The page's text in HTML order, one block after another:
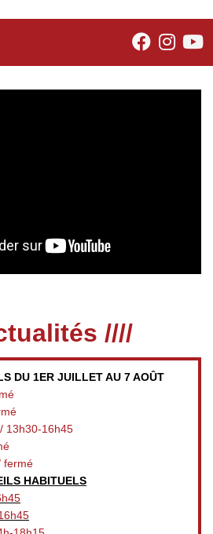
////
DU 1ER JUILLET AU 7 AOÛT
13h30-16h45
fermé
HABITUELS